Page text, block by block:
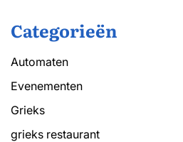
Categorieën
Automaten
Evenementen
Grieks
grieks restaurant